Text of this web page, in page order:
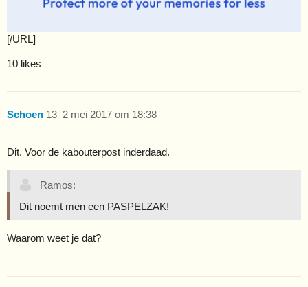
[/URL]
10 likes
Schoen 2 mei 2017 om 18:38
13
Dit. Voor de kabouterpost inderdaad.
Ramos:
Dit noemt men een PASPELZAK!
Waarom weet je dat?